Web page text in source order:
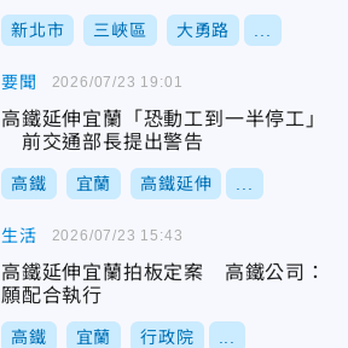
新北市 三峽區 大勇路
要聞
高鐵延伸宜蘭「恐動工到一半停工」
前交通部長提出警告
高鐵 宜蘭 高鐵延伸
2026/07/23 19:01
生活
高鐵延伸宜蘭拍板定案 高鐵公司：
願配合執行
高鐵 宜蘭 行政院
2026/07/23 15:43